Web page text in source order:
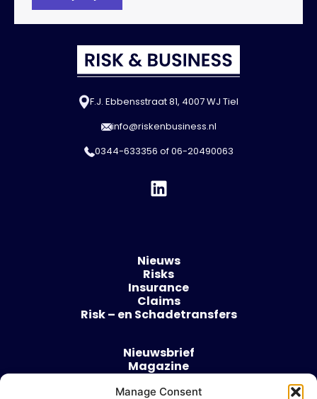
Manage Consent
F.J. Ebbensstraat 81, 4007 WJ Tiel
info@riskenbusiness.nl
0344-633356 of06-20490063
Nieuws
Risks
Insurance
Claims
Risk – en Schadetransfers
Nieuwsbrief
Magazine
Over